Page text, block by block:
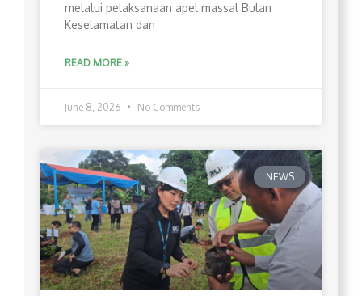
melalui pelaksanaan apel massal Bulan
Keselamatan dan
READ MORE »
June 8, 2026 No Comments
NEWS